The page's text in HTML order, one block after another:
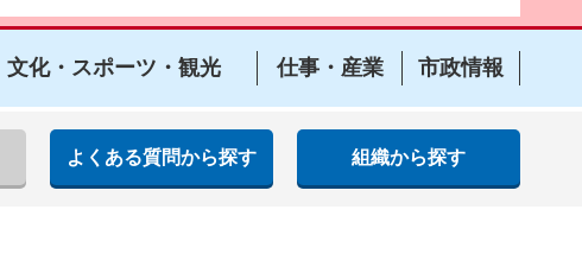
文化・スポーツ・観光 仕事・産業 市政情報
よくある質問から探す 組織から探す